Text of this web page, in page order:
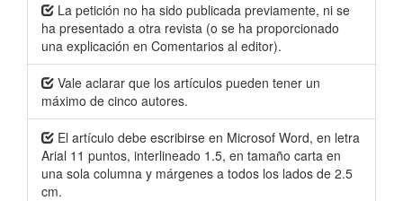
La petición no ha sido publicada previamente, ni se
ha presentado a otra revista (o se ha proporcionado
una explicación en Comentarios al editor).
Vale aclarar que los artículos pueden tener un
máximo de cinco autores.
El artículo debe escribirse en Microsof Word, en letra
Arial 11 puntos, interlineado 1.5, en tamaño carta en
una sola columna y márgenes a todos los lados de 2.5
cm.